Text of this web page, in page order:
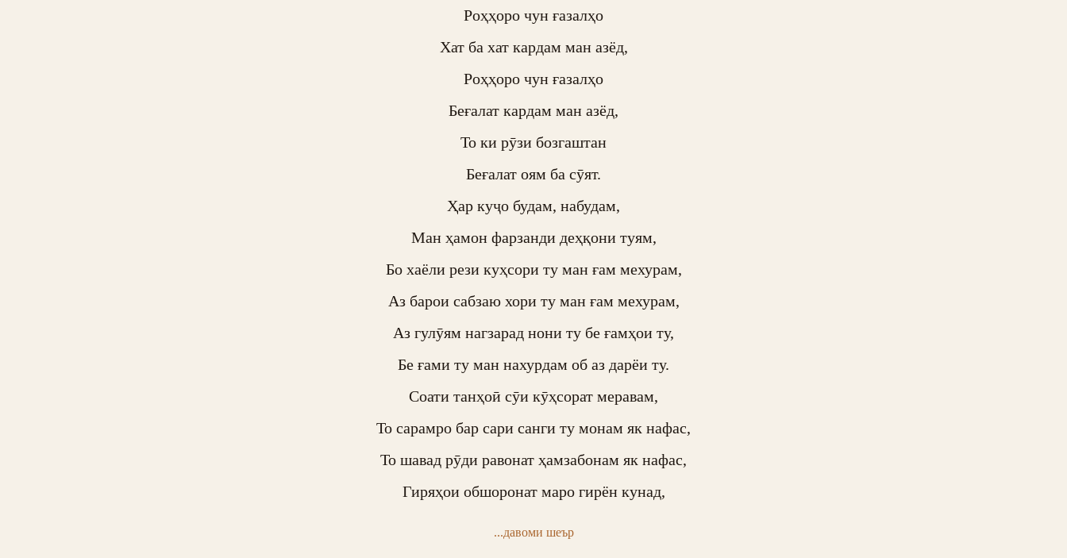
Роҳҳоро чун ғазалҳо
Хат ба хат кардам ман азёд,
Роҳҳоро чун ғазалҳо
Беғалат кардам ман азёд,
То ки рӯзи бозгаштан
Беғалат оям ба сӯят.
Ҳар куҷо будам, набудам,
Ман ҳамон фарзанди деҳқони туям,
Бо хаёли рези куҳсори ту ман ғам мехурам,
Аз барои сабзаю хори ту ман ғам мехурам,
Аз гулӯям нагзарад нони ту бе ғамҳои ту,
Бе ғами ту ман нахурдам об аз дарёи ту.
Соати танҳоӣ сӯи кӯҳсорат меравам,
То сарамро бар сари санги ту монам як нафас,
То шавад рӯди равонат ҳамзабонам як нафас,
Гиряҳои обшоронат маро гирён кунад,
...давоми шеър